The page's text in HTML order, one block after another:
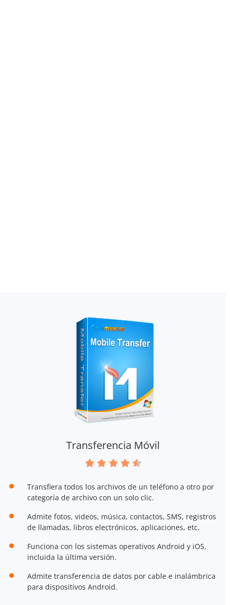
Transferencia Móvil
Transfiera todos los archivos de un teléfono a otro por
categoría de archivo con un solo clic.
Admite fotos, videos, música, contactos, SMS, registros
de llamadas, libros electrónicos, aplicaciones, etc.
Funciona con los sistemas operativos Android y iOS,
incluida la última versión.
Admite transferencia de datos por cable e inalámbrica
para dispositivos Android.